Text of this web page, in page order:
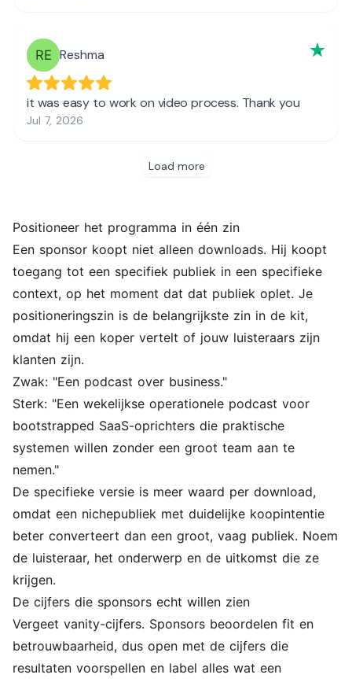
Positioneer het programma in één zin
Een sponsor koopt niet alleen downloads. Hij koopt
toegang tot een specifiek publiek in een specifieke
context, op het moment dat dat publiek oplet. Je
positioneringszin is de belangrijkste zin in de kit,
omdat hij een koper vertelt of jouw luisteraars zijn
klanten zijn.
Zwak: "Een podcast over business."
Sterk: "Een wekelijkse operationele podcast voor
bootstrapped SaaS-oprichters die praktische
systemen willen zonder een groot team aan te
nemen."
De specifieke versie is meer waard per download,
omdat een nichepubliek met duidelijke koopintentie
beter converteert dan een groot, vaag publiek. Noem
de luisteraar, het onderwerp en de uitkomst die ze
krijgen.
De cijfers die sponsors echt willen zien
Vergeet vanity-cijfers. Sponsors beoordelen fit en
betrouwbaarheid, dus open met de cijfers die
resultaten voorspellen en label alles wat een